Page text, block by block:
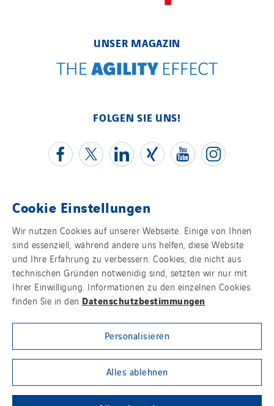
UNSER MAGAZIN
FOLGEN SIE UNS!
Kontakt
Impressum
Datenschutz
Cookies
Sitemap
Group websites
Cookie Einstellungen
Wir nutzen Cookies auf unserer Webseite. Einige von Ihnen
sind essenziell, während andere uns helfen, diese Website
und Ihre Erfahrung zu verbessern. Cookies, die nicht aus
technischen Gründen notwenidig sind, setzten wir nur mit
Ihrer Einwilligung. Informationen zu den einzelnen Cookies
finden Sie in den Datenschutzbestimmungen
Personalisieren
Alles ablehnen